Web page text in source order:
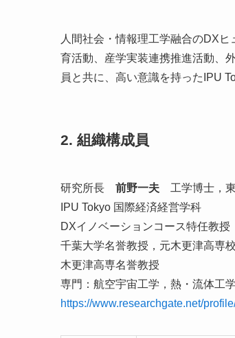
人間社会・情報理工学融合のDX
育活動、産学実装連携推進活動、
員と共に、高い意識を持ったIPU
2. 組織構成員
研究所長 前野一夫 工学博士，
IPU Tokyo 国際経済経営学科
DXイノベーションコース特任教授
千葉大学名誉教授，元木更津高専校
木更津高専名誉教授
専門：航空宇宙工学，熱・流体工
https://www.researchgate.net/